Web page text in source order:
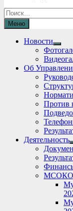
Найти:
Меню
Новости
Show
sub
menu
Об
Против
Деятельность
МСОКО